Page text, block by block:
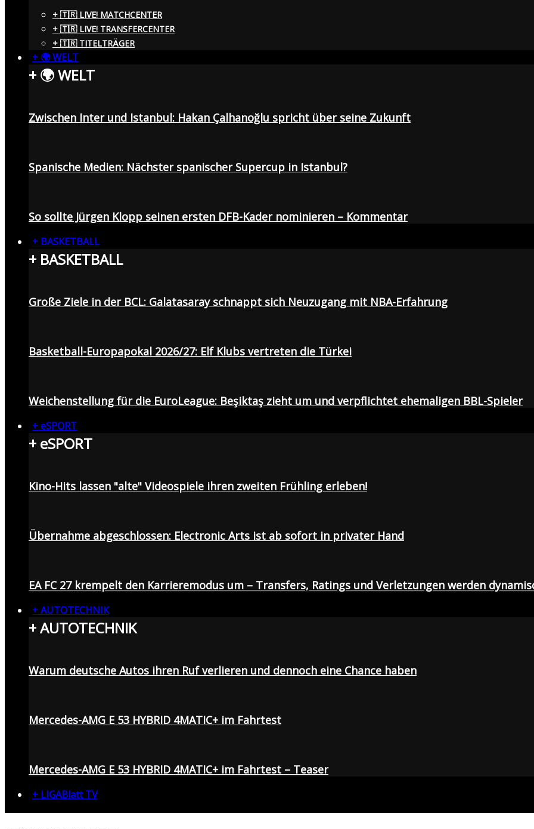
+ 🇹🇷 LIVE! MATCHCENTER
+ 🇹🇷 LIVE! TRANSFERCENTER
+ 🇹🇷 TITELTRÄGER
+ 🌍 WELT
+ 🌍 WELT
Zwischen Inter und Istanbul: Hakan Çalhanoğlu spricht über seine Zukunft
Spanische Medien: Nächster spanischer Supercup in Istanbul?
So sollte Jürgen Klopp seinen ersten DFB-Kader nominieren – Kommentar
+ BASKETBALL
+ BASKETBALL
Große Ziele in der BCL: Galatasaray schnappt sich Neuzugang mit NBA-Erfahrung
Basketball-Europapokal 2026/27: Elf Klubs vertreten die Türkei
Weichenstellung für die EuroLeague: Beşiktaş zieht um und verpflichtet ehemaligen BBL-Spieler
+ eSPORT
+ eSPORT
Kino-Hits lassen "alte" Videospiele ihren zweiten Frühling erleben!
Übernahme abgeschlossen: Electronic Arts ist ab sofort in privater Hand
EA FC 27 krempelt den Karrieremodus um – Transfers, Ratings und Verletzungen werden
+ AUTOTECHNIK
+ AUTOTECHNIK
Warum deutsche Autos ihren Ruf verlieren und dennoch eine Chance haben
Mercedes-AMG E 53 HYBRID 4MATIC+ im Fahrtest
Mercedes-AMG E 53 HYBRID 4MATIC+ im Fahrtest – Teaser
+ LIGABlatt TV